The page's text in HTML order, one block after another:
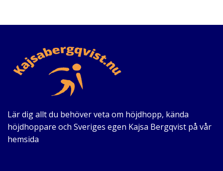
Lär dig allt du behöver veta om höjdhopp, kända
höjdhoppare och Sveriges egen Kajsa Bergqvist på vår
hemsida